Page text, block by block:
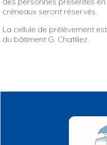
créneaux seront réservés.
La cellule de prélèvement
du bâtiment G. Chatiliez.